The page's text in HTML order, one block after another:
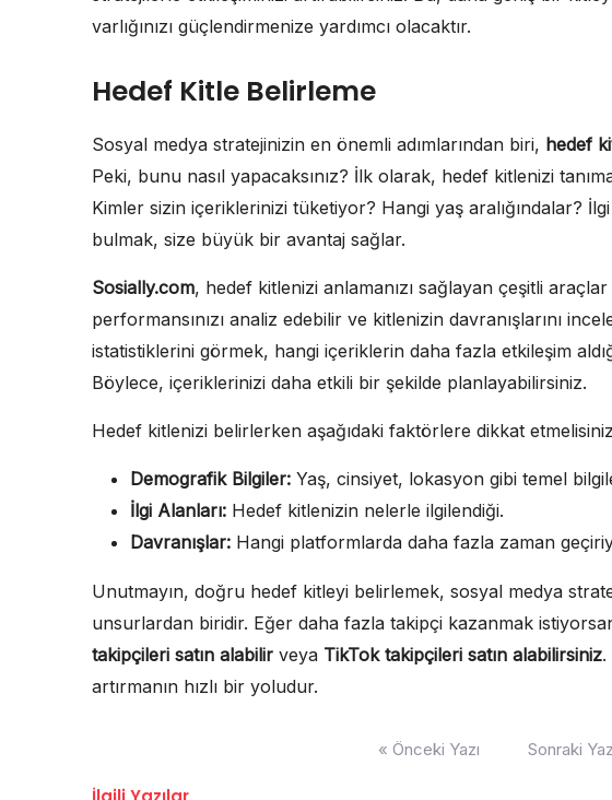
varlığınızı güçlendirmenize yardımcı olacaktır.
Hedef Kitle Belirleme
Sosyal medya stratejinizin en önemli adımlarından biri, hedef
Peki, bunu nasıl yapacaksınız? İlk olarak, hedef kitlenizi
Kimler sizin içeriklerinizi tüketiyor? Hangi yaş aralığındalar?
bulmak, size büyük bir avantaj sağlar.
Sosially.com, hedef kitlenizi anlamanızı sağlayan çeşitli
performansınızı analiz edebilir ve kitlenizin davranışlarını
istatistiklerini görmek, hangi içeriklerin daha fazla etkileşim
Böylece, içeriklerinizi daha etkili bir şekilde planlayabilirsiniz.
Hedef kitlenizi belirlerken aşağıdaki faktörlere dikkat
Demografik Bilgiler: Yaş, cinsiyet, lokasyon gibi temel
İlgi Alanları: Hedef kitlenizin nelerle ilgilendiği.
Davranışlar: Hangi platformlarda daha fazla zaman
Unutmayın, doğru hedef kitleyi belirlemek, sosyal medya
unsurlardan biridir. Eğer daha fazla takipçi kazanmak
takipçileri satın alabilir veya TikTok takipçileri satın alabilirsiniz.
artırmanın hızlı bir yoludur.
« Önceki Yazı Sonraki